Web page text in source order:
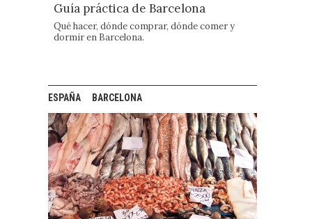
Guía práctica de Barcelona
Qué hacer, dónde comprar, dónde comer y
dormir en Barcelona.
ESPAÑA BARCELONA